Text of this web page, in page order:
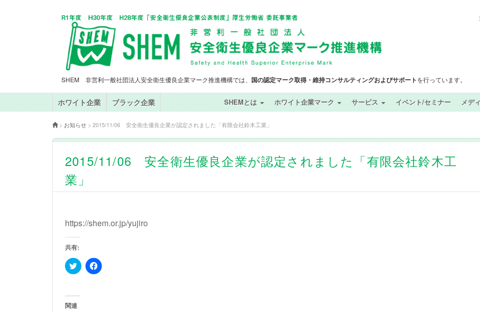
SHEM 非営利一般社団法人安全衛生優良企業マーク推進機構では、 国の認定マーク取得・維持コンサルティングおよびサポートを行っています。
ホワイト企業 ブラック企業 SHEMとは ホワイト企業マーク サービス イベント/セミナー メデ
> お知らせ > 2015/11/06 安全衛生優良企業が認定されました「有限会社鈴木工業」
2015/11/06 安全衛生優良企業が認定されました「有限会社鈴木工
業」
https://shem.or.jp/yujiro
共有:
ク
リ
て
Facebook
で
関連